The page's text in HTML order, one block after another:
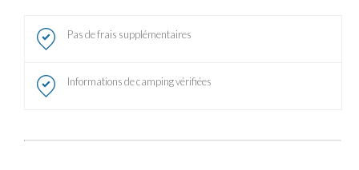
Pas de frais supplémentaires
Informations de camping vérifiées